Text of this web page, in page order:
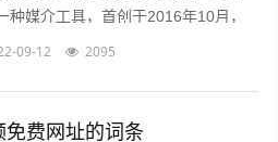
种媒介工具，首创于2016年10月，
界择优推出用以帮助企业提升客咨量
09-12 2095
免费网址的词条